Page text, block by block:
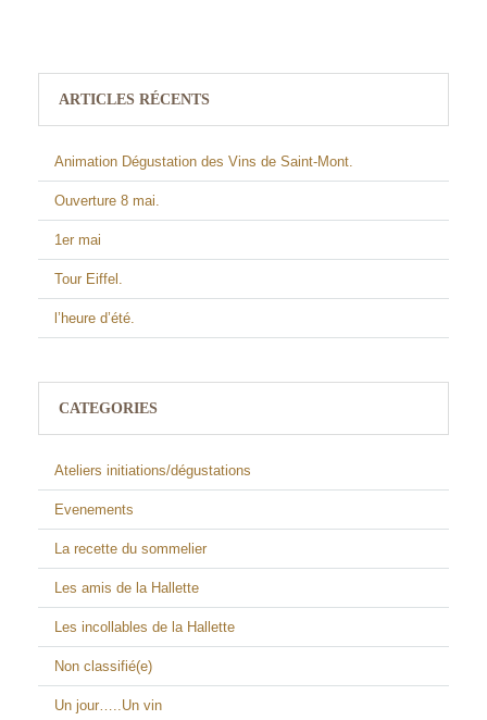
ARTICLES RÉCENTS
Animation Dégustation des Vins de Saint-Mont.
Ouverture 8 mai.
1er mai
Tour Eiffel.
l’heure d’été.
CATEGORIES
Ateliers initiations/dégustations
Evenements
La recette du sommelier
Les amis de la Hallette
Les incollables de la Hallette
Non classifié(e)
Un jour…..Un vin